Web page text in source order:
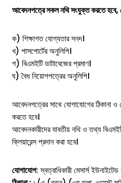
আবেদনপত্রে সকল নথি সংযুক্ত করতে হবে,
ক) শিক্ষাগত যোগ্যতার সনদ।
খ) পাসপোর্টের অনুলিপি।
গ) বিএমইটি ডাটাবেজের প্রমাণ।
ঘ) বৈধ নিয়োগপত্রের অনুলিপি।
আবেদনপত্রের সাথে যোগাযোগের ঠিকানা ও
করতে হবে।
আবেদনকারীদের যাবতীয় নথি ও তথ্য
ক্লিয়ারেন্স প্রদান করা হবে।
যোগাযোগ: স্বত্বাধিকারী মেসার্স